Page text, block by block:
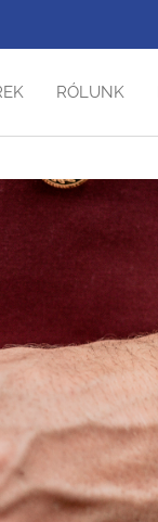
RÓLUNK